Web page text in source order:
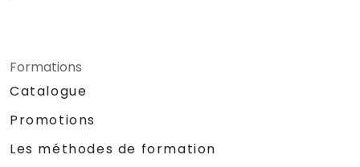
Formations
Catalogue
Promotions
Les méthodes de formation